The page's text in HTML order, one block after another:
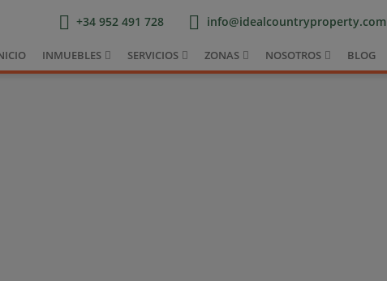
+34 952 491 728 info@idealcountryproperty.com
INMUEBLES SERVICIOS ZONAS NOSOTROS BLOG